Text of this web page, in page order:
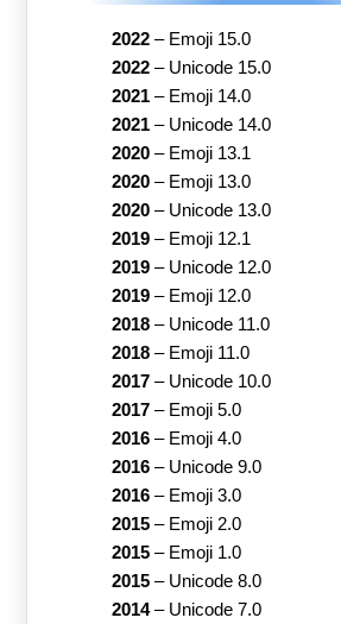
2022– Emoji 15.0
2022– Unicode 15.0
2021– Emoji 14.0
2021– Unicode 14.0
2020– Emoji 13.1
2020– Emoji 13.0
2020– Unicode 13.0
2019– Emoji 12.1
2019– Unicode 12.0
2019– Emoji 12.0
2018– Unicode 11.0
2018– Emoji 11.0
2017– Unicode 10.0
2017– Emoji 5.0
2016– Emoji 4.0
2016– Unicode 9.0
2016– Emoji 3.0
2015– Emoji 2.0
2015– Emoji 1.0
2015– Unicode 8.0
2014– Unicode 7.0